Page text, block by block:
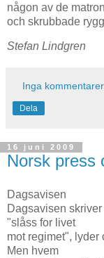
någon av de
och skrubbade
Stefan Lindgren
Inga
Dela
16 juni 2009
Norsk press
Dagsavisen
Dagsavisen
"slåss for livet
mot regimet", lyder
Men hvem